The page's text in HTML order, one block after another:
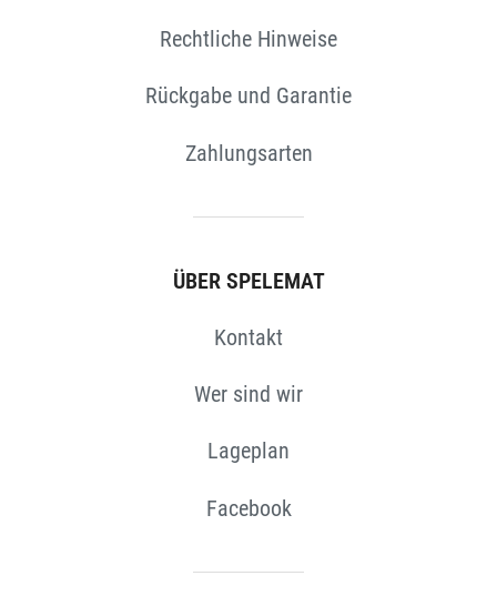
Rechtliche Hinweise
Rückgabe und Garantie
Zahlungsarten
ÜBER SPELEMAT
Kontakt
Wer sind wir
Lageplan
Facebook